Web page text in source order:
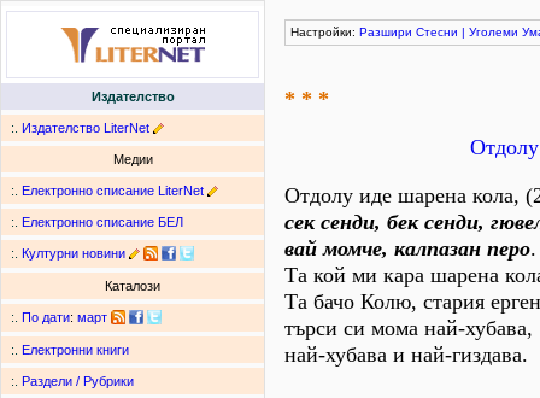
Издателство
:. Издателство LiterNet
Медии
:. Електронно списание LiterNet
:. Електронно списание БЕЛ
:. Културни новини
Каталози
:. По дати: март
:. Електронни книги
:. Раздели / Рубрики
Настройки: Разшири Стесни | Уголеми
* * *
Отдолу иде шарена кола,
сек сенди, бек сенди,
вай момче, калпазан перо.
Та кой ми кара шарена
Та бачо Колю, стария
търси си мома най-хубава,
най-хубава и най-гиздава.